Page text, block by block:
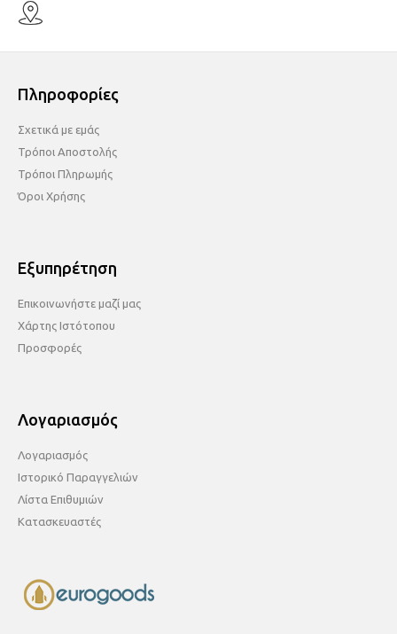
Πληροφορίες
Σχετικά με εμάς
Τρόποι Αποστολής
Τρόποι Πληρωμής
Όροι Χρήσης
Εξυπηρέτηση
Επικοινωνήστε μαζί μας
Χάρτης Ιστότοπου
Προσφορές
Λογαριασμός
Λογαριασμός
Ιστορικό Παραγγελιών
Λίστα Επιθυμιών
Κατασκευαστές